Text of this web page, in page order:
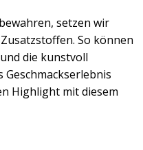
setzen wir
So können
die kunstvoll
Highlight mit diesem